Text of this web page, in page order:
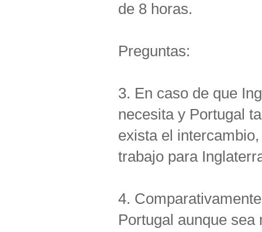
de 8 horas.
Preguntas:
3. En caso de que
necesita y Portugal
exista el
trabajo para
4.
Portugal aunque